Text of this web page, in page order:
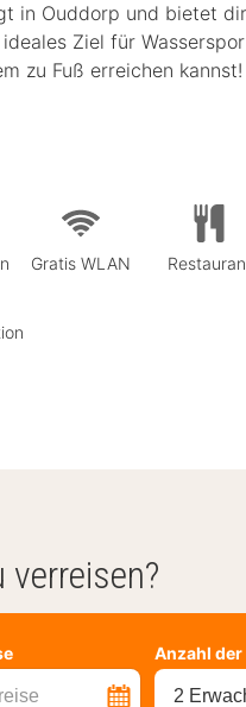
in Ouddorp und bietet
Ziel für
zu Fuß erreichen kannst!
Gratis WLAN
Anzahl der
2